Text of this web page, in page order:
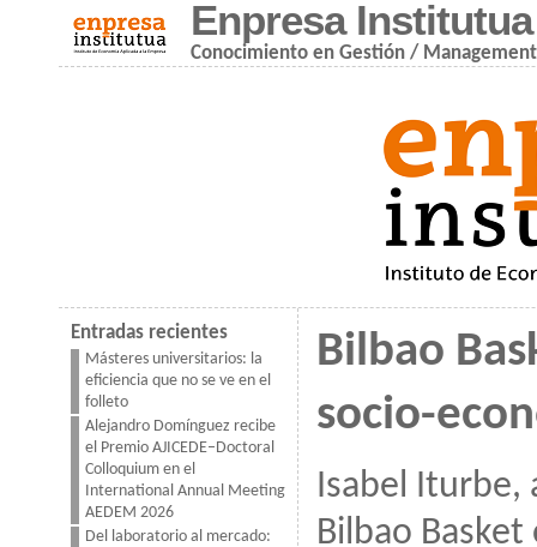
Enpresa Institutua
Conocimiento en Gestión /
Entradas recientes
Másteres universitarios: la
eficiencia que no se ve en el
folleto
Alejandro Domínguez recibe
el Premio AJICEDE–Doctoral
Colloquium en el
International Annual Meeting
AEDEM 2026
Del laboratorio al mercado:
Bilbao
socio-
Isabel Iturbe,
Bilbao